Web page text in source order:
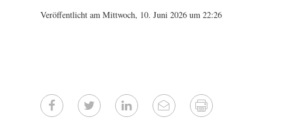
Veröffentlicht am Mittwoch, 10. Juni 2026 um 22:26